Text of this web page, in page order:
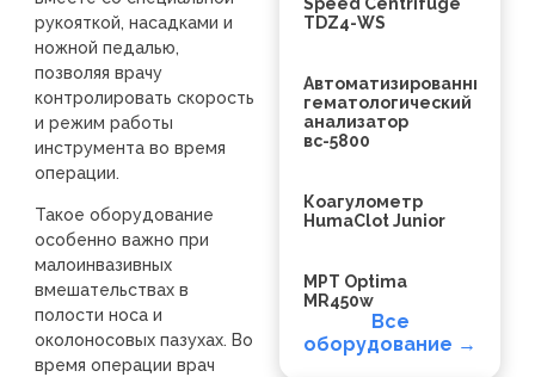
рукояткой, насадками и
ножной педалью,
позволяя врачу
контролировать скорость
и режим работы
инструмента во время
операции.
Такое оборудование
особенно важно при
малоинвазивных
вмешательствах в
полости носа и
околоносовых пазухах. Во
время операции врач
TDZ4-WS
Автоматизированный
гематологический
анализатор
вс-5800
Коагулометр
HumaClot Junior
МРТ Optima
MR450w
Все
оборудование →